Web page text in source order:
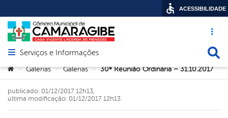
Acesso
Abrir menu principal de navegação
Serviços e Informações
Você está aqui:
> Galerias > Galerias > 30ª Reunião Ordinária – 31.10.2017
publicado: 01/12/2017 12h13,
última modificação: 01/12/2017 12h13
ACESSIBILIDADE